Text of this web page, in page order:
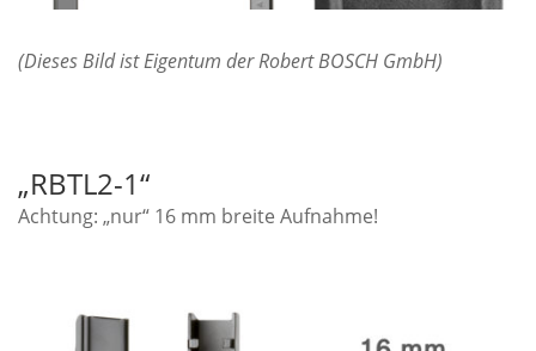
(Dieses Bild ist Eigentum der Robert BOSCH GmbH)
„RBTL2-1“
Achtung: „nur“ 16 mm breite Aufnahme!